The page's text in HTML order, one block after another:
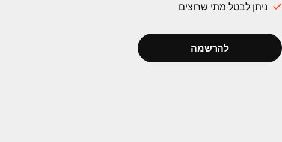
ניתן לבטל מתי שרוצים
להרשמה